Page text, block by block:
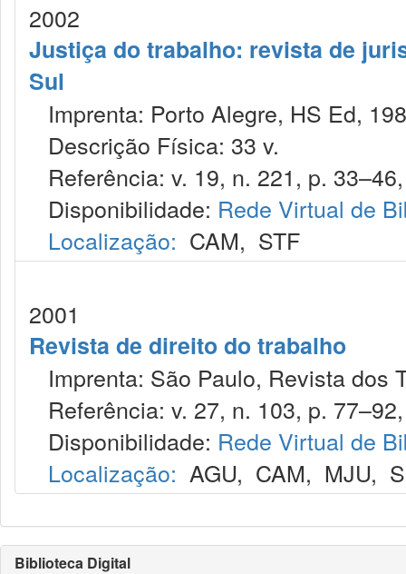
2002
Justiça do trabalho: revista de
Sul
Imprenta: Porto Alegre, HS Ed,
Descrição Física: 33 v.
Referência: v. 19, n. 221, p.
Disponibilidade: Rede Virtual de
Localização: CAM, STF
2001
Revista de direito do trabalho
Imprenta: São Paulo, Revista dos
Referência: v. 27, n. 103, p.
Disponibilidade: Rede Virtual de
Localização: AGU, CAM, MJU,
Biblioteca Digital